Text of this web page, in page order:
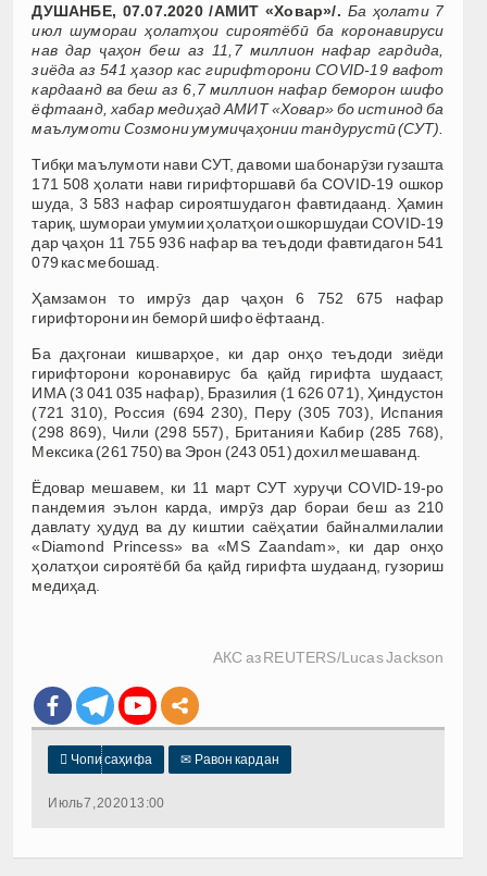
ДУШАНБЕ, 07.07.2020 /АМИТ «Ховар»/. Ба ҳолати 7
июл шумораи ҳолатҳои сироятёбӣ ба коронавируси
нав дар ҷаҳон беш аз 11,7 миллион нафар гардида,
зиёда аз 541 ҳазор кас гирифторони COVID-19 вафот
кардаанд ва беш аз 6,7 миллион нафар беморон шифо
ёфтаанд, хабар медиҳад АМИТ «Ховар» бо истинод ба
маълумоти Созмони умумиҷаҳонии тандурустӣ (СУТ).
Тибқи маълумоти нави СУТ, давоми шабонарӯзи гузашта
171 508 ҳолати нави гирифторшавӣ ба COVID-19 ошкор
шуда, 3 583 нафар сироятшудагон фавтидаанд. Ҳамин
тариқ, шумораи умумии ҳолатҳои ошкоршудаи COVID-19
дар ҷаҳон 11 755 936 нафар ва теъдоди фавтидагон 541
079 кас мебошад.
Ҳамзамон то имрӯз дар ҷаҳон 6 752 675 нафар
гирифторони ин беморӣ шифо ёфтаанд.
Ба даҳгонаи кишварҳое, ки дар онҳо теъдоди зиёди
гирифторони коронавирус ба қайд гирифта шудааст,
ИМА (3 041 035 нафар), Бразилия (1 626 071), Ҳиндустон
(721 310), Россия (694 230), Перу (305 703), Испания
(298 869), Чили (298 557), Британияи Кабир (285 768),
Мексика (261 750) ва Эрон (243 051) дохил мешаванд.
Ёдовар мешавем, ки 11 март СУТ хуруҷи COVID-19-ро
пандемия эълон карда, имрӯз дар бораи беш аз 210
давлату ҳудуд ва ду киштии саёҳатии байналмилалии
«Diamond Princess» ва «MS Zaandam», ки дар онҳо
ҳолатҳои сироятёбӣ ба қайд гирифта шудаанд, гузориш
медиҳад.
АКС аз REUTERS/Lucas Jackson
 Чопи саҳифа ✉ Равон кардан
Июль 7, 2020 13:00